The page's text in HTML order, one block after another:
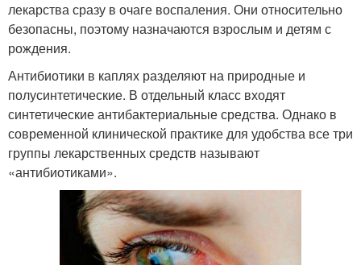
лекарства сразу в очаге воспаления. Они относительно
безопасны, поэтому назначаются взрослым и детям с
рождения.
Антибиотики в каплях разделяют на природные и
полусинтетические. В отдельный класс входят
синтетические антибактериальные средства. Однако в
современной клинической практике для удобства все три
группы лекарственных средств называют
«антибиотиками».